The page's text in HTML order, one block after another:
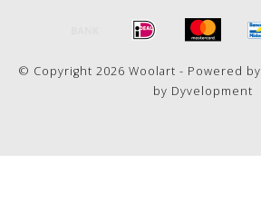
© Copyright 2026 Woolart - Powered by
by Dyvelopment